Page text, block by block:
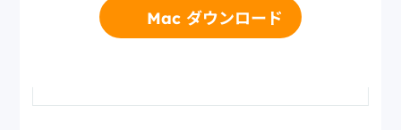
Mac ダウンロード